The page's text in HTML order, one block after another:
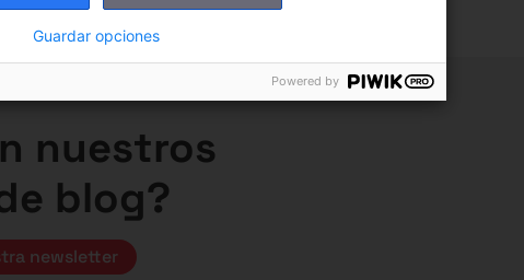
nuestros
blog?
newsletter
Guardar opciones
Powered by